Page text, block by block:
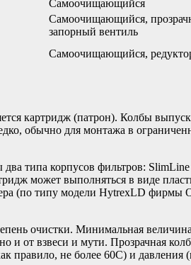
Самоочищающийся
Самоочищающийся,
запорный вентиль
Самоочищающийся,
картридж (патрон). Колбы
обычно для монтажа в
типа корпусов фильтров:
может выполняться в виде
(по типу модели HytrexLD
очистки. Минимальная
от взвеси и мути. Прозрачная
правило, не более 60С) и